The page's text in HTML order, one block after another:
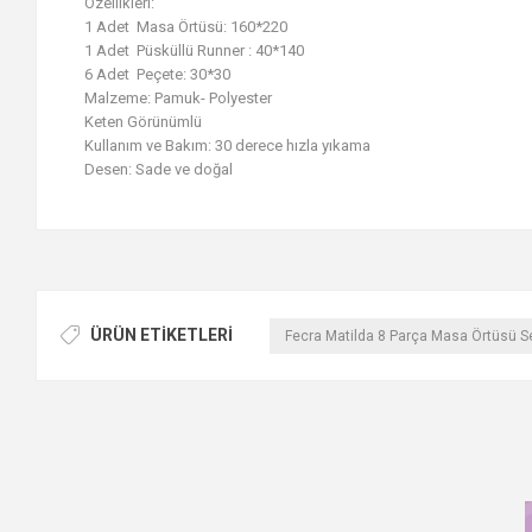
1 Adet Masa Örtüsü: 160*220
1 Adet Püsküllü Runner : 40*140
6 Adet Peçete: 30*30
Malzeme: Pamuk- Polyester
Keten Görünümlü
Kullanım ve Bakım: 30 derece hızla yıkama
Desen: Sade ve doğal
ÜRÜN ETIKETLERI Fecra Matilda 8 Parça Masa Örtüsü